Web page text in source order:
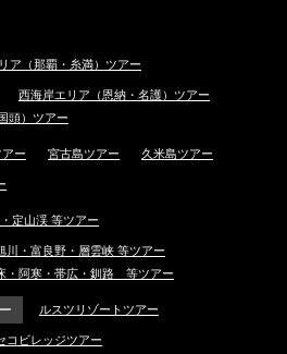
ア（那覇・糸満）ツアー
西海岸エリア（恩納・名護）ツアー
頭）ツアー
ー 宮古島ツアー 久米島ツアー
定山渓 等ツアー
川・富良野・層雲峡 等ツアー
・阿寒・帯広・釧路 等ツアー
ルスツリゾートツアー
コビレッジツアー